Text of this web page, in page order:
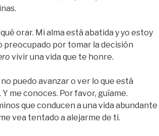
orar. Mi alma está abatida y yo estoy
preocupado por tomar la decisión
vivir una vida que te honre.
puedo avanzar o ver lo que está
me conoces. Por favor, guíame.
que conducen a una vida abundante
vea tentado a alejarme de ti.